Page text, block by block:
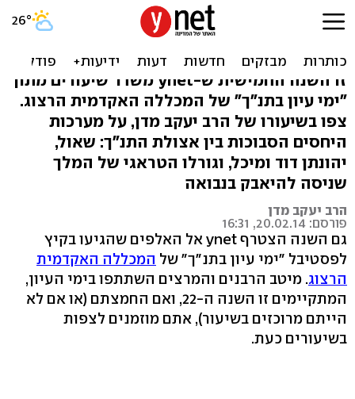
מהנאהבים והנעימים -
לשונאים הכי גדולים
זו השנה החמישית ש-ynet משדר שיעורים מתוך
"ימי עיון בתנ"ך" של המכללה האקדמית הרצוג.
צפו בשיעורו של הרב יעקב מדן, על מערכות
היחסים הסבוכות בין אצולת התנ"ך: שאול,
יהונתן דוד ומיכל, וגורלו הטראגי של המלך
שניסה להיאבק בנבואה
הרב יעקב מדן
פורסם: 20.02.14, 16:31
גם השנה הצטרף ynet אל האלפים שהגיעו בקיץ
לפסטיבל "ימי עיון בתנ"ך" של המכללה האקדמית
הרצוג. מיטב הרבנים והמרצים השתתפו בימי העיון,
המתקיימים זו השנה ה-22, ואם החמצתם (או אם לא
הייתם מרוכזים בשיעור), אתם מוזמנים לצפות
בשיעורים כעת.